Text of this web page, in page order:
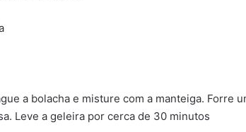
a bolacha e misture com a manteiga. Forre
Leve a geleira por cerca de 30 minutos